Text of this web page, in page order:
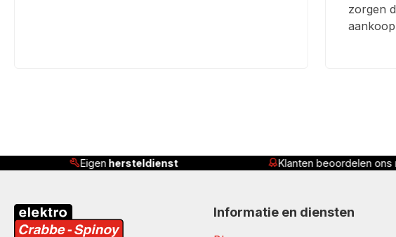
zorgen
Klanten beoordelen ons met Servicemaakt het
Informatie en diensten